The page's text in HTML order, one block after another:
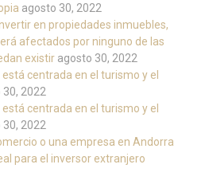
agosto 30, 2022
en propiedades inmuebles,
afectados por ninguno de las
existir agosto 30, 2022
está centrada en el turismo y el
2022
está centrada en el turismo y el
2022
o una empresa en Andorra
para el inversor extranjero